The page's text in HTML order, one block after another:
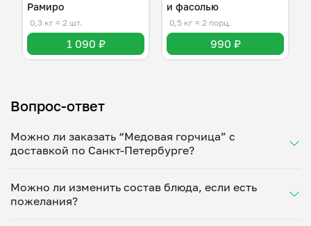
Рамиро
0,3 кг ≈ 2 шт.
1 090 ₽
и фасолью
0,5 кг ≈ 2 порц.
990 ₽
Вопрос-ответ
Можно ли заказать “Медовая горчица” с
доставкой по Санкт-Петербурге?
Укажите удобное время — и получите свежее
домашнее блюдо в большой порции прямо с плиты.
Можно ли изменить состав блюда, если есть
пожелания?